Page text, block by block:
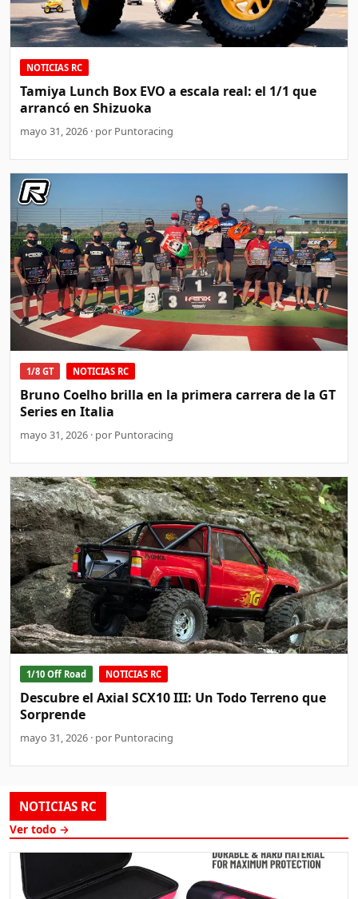
NOTICIAS RC
Tamiya Lunch Box EVO a escala real: el 1/1 que
arrancó en Shizuoka
mayo 31, 2026 · por Puntoracing
1/8 GT NOTICIAS RC
Bruno Coelho brilla en la primera carrera de la GT
Series en Italia
mayo 31, 2026 · por Puntoracing
1/10 Off Road NOTICIAS RC
Descubre el Axial SCX10 III: Un Todo Terreno que
Sorprende
mayo 31, 2026 · por Puntoracing
NOTICIAS RC
Ver todo →